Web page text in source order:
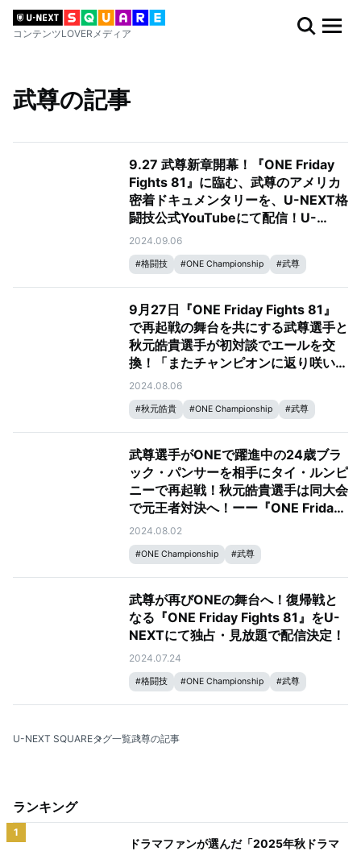
コンテンツLOVERメディア
武尊の記事
9.27 武尊新章開幕！『ONE Friday
Fights 81』に臨む、武尊のアメリカ
密着ドキュメンタリーを、U-NEXT格
闘技公式YouTubeにて配信！U-
NEXTオリジナルKVも解禁に
2024.09.06
#格闘技 #ONE Championship #武尊
9月27日『ONE Friday Fights 81』
で再起戦の舞台を共にする武尊選手と
秋元皓貴選手が初対談でエールを交
換！「またチャンピオンに返り咲いて
ほしい」（武尊）、「信念を貫きつ
つ、レベルアップして勝ってくれた
ら」（秋元）
2024.08.06
#秋元皓貴 #ONE Championship #武尊
武尊選手がONEで躍進中の24歳ブラ
ック・パンサーを相手にタイ・ルンピ
ニーで再起戦！秋元皓貴選手は同大会
で元王者対決へ！ーー『ONE Friday
Fights 81』記者会見レポート
2024.08.02
#ONE Championship #武尊
武尊が再びONEの舞台へ！復帰戦と
なる『ONE Friday Fights 81』をU-
NEXTにて独占・見放題で配信決定！
2024.07.24
#格闘技 #ONE Championship #武尊
U-NEXT SQUAREタグ一覧武尊の記事
ランキング
1
ドラマファンが選んだ「2025年秋ドラマ